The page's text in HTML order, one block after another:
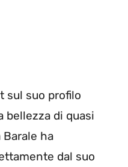
sul suo profilo
bellezza di quasi
ha
dal suo